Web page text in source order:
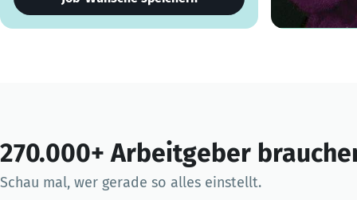
270.000+ Arbeitgeber
Schau mal, wer gerade so alles einstellt.